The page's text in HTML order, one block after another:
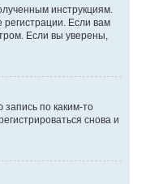
инструкциям.
Если вам
Если вы уверены,
по каким-то
снова и